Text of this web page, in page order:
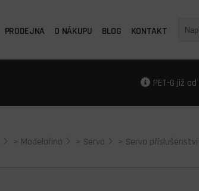
PRODEJNA O NÁKUPU BLOG KONTAKT
PET-G již od
> Modelařina > Serva > Serva příslušenství